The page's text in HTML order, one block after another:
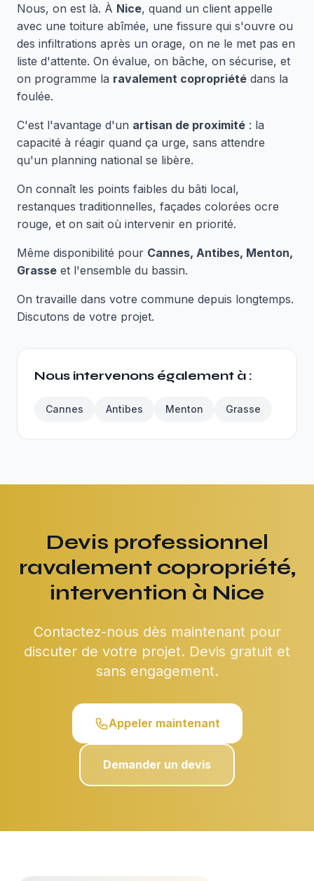
Nous, on est là. À Nice, quand un client appelle
avec une toiture abîmée, une fissure qui s'ouvre ou
des infiltrations après un orage, on ne le met pas en
liste d'attente. On évalue, on bâche, on sécurise, et
on programme la ravalement copropriété dans la
foulée.
C'est l'avantage d'un artisan de proximité : la
capacité à réagir quand ça urge, sans attendre
qu'un planning national se libère.
On connaît les points faibles du bâti local,
restanques traditionnelles, façades colorées ocre
rouge, et on sait où intervenir en priorité.
Même disponibilité pour Cannes, Antibes, Menton,
Grasse et l'ensemble du bassin.
On travaille dans votre commune depuis longtemps.
Discutons de votre projet.
Nous intervenons également à :
Cannes Antibes Menton Grasse
Devis professionnel
ravalement copropriété,
intervention à Nice
Contactez-nous dès maintenant pour
discuter de votre projet. Devis gratuit et
sans engagement.
Appeler maintenant
Demander un devis